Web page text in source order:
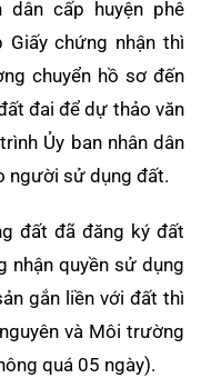
dân cấp huyện phê
chứng nhận thì
chuyển hồ sơ đến
đai để dự thảo văn
Ủy ban nhân dân
người sử dụng đất.
đất đã đăng ký đất
nhận quyền sử dụng
gắn liền với đất thì
và Môi trường
quá 05 ngày).